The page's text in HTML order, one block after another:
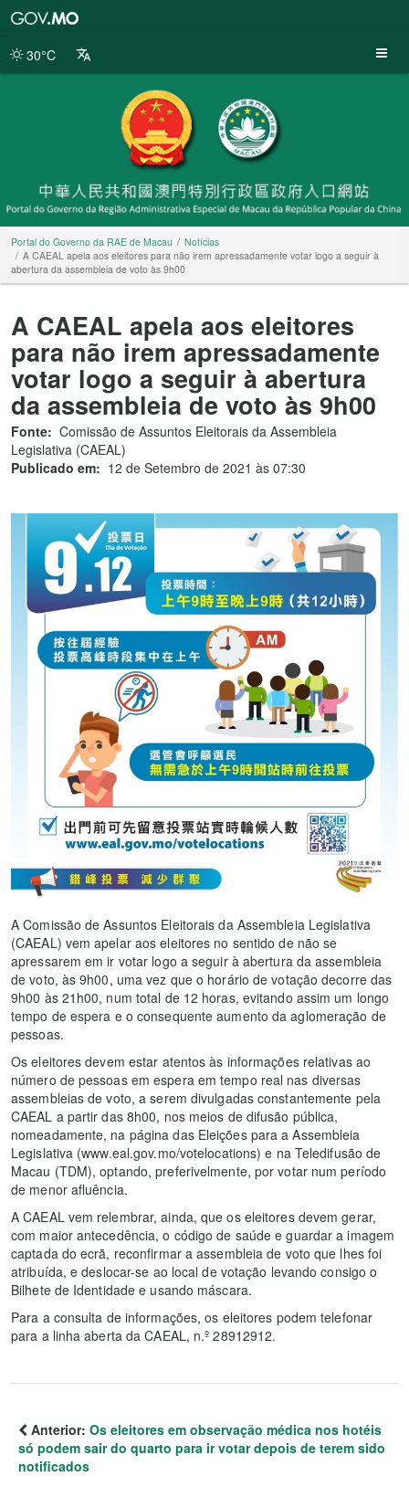
da
30°C
Portal do Governo da RAE de Macau
Notícias
A CAEAL apela aos eleitores para não irem apressadamente votar logo a seguir à
abertura da assembleia de voto às 9h00
A CAEAL apela aos eleitores
para não irem apressadamente
votar logo a seguir à abertura
da assembleia de voto às 9h00
Fonte: Comissão de Assuntos Eleitorais da Assembleia
Legislativa (CAEAL)
Publicado em: 12 de Setembro de 2021 às 07:30
A Comissão de Assuntos Eleitorais da Assembleia Legislativa
(CAEAL) vem apelar aos eleitores no sentido de não se
apressarem em ir votar logo a seguir à abertura da assembleia
de voto, às 9h00, uma vez que o horário de votação decorre das
9h00 às 21h00, num total de 12 horas, evitando assim um longo
tempo de espera e o consequente aumento da aglomeração de
pessoas.
Os eleitores devem estar atentos às informações relativas ao
número de pessoas em espera em tempo real nas diversas
assembleias de voto, a serem divulgadas constantemente pela
CAEAL a partir das 8h00, nos meios de difusão pública,
nomeadamente, na página das Eleições para a Assembleia
Legislativa (www.eal.gov.mo/votelocations) e na Teledifusão de
Macau (TDM), optando, preferivelmente, por votar num período
de menor afluência.
A CAEAL vem relembrar, ainda, que os eleitores devem gerar,
com maior antecedência, o código de saúde e guardar a imagem
captada do ecrã, reconfirmar a assembleia de voto que lhes foi
atribuída, e deslocar-se ao local de votação levando consigo o
Bilhete de Identidade e usando máscara.
Para a consulta de informações, os eleitores podem telefonar
para a linha aberta da CAEAL, n.º 28912912.
Anterior: Os eleitores em observação médica nos hotéis
só podem sair do quarto para ir votar depois de terem sido
notificados